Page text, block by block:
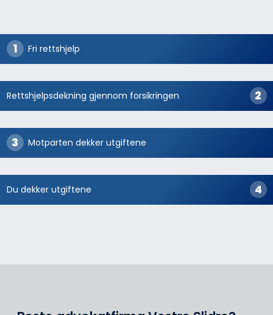
Fri rettshjelp
Rettshjelpsdekning gjennom forsikringen
Motparten dekker utgiftene
Du dekker utgiftene